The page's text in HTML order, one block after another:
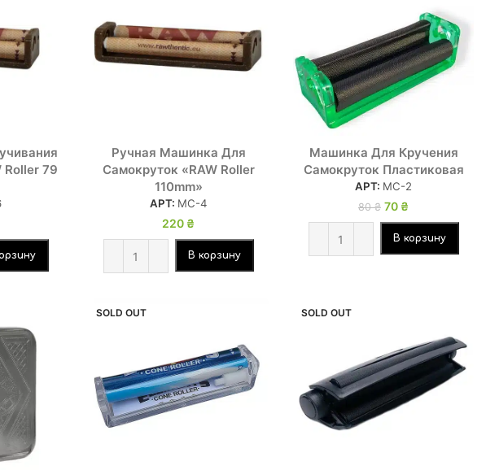
Roller 79
Ручная Машинка Для
Самокруток «RAW Roller
110mm»
АРТ: МС-4
220 ₴
В корзину
Машинка Для Кручения
Самокруток Пластиковая
АРТ: МС-2
80₴ Первоначальная
цена составляла
80 ₴.
70 ₴
цена: 70 ₴.
В корзину
SOLD OUT SOLD OUT